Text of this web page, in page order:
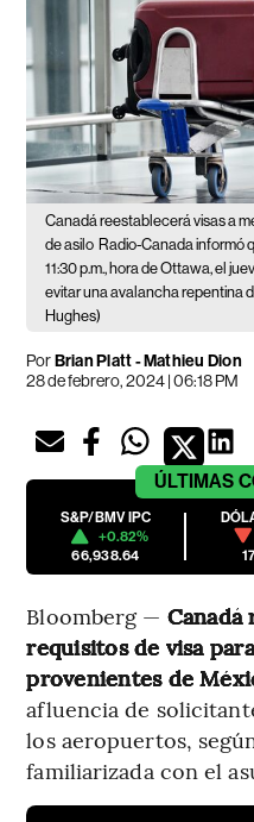
Canadá reestablecerá visas a
de asilo Radio-Canada informó
11:30 p.m., hora de Ottawa, el
evitar una avalancha repentina
Hughes)
PorBrian Platt - Mathieu Dion
28 de febrero, 2024 | 06:18 PM
ÚLTIMAS
S&P/BMV IPC
+0.82%
66,938.64
Bloomberg — Canadá
requisitos de visa
provenientes de
afluencia de
los aeropuertos,
familiarizada con el